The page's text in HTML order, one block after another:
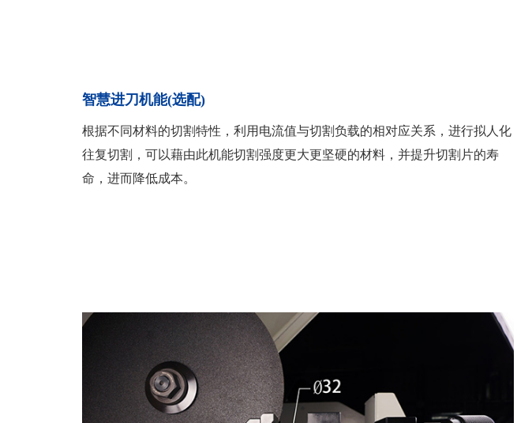
智慧进刀机能(选配)
根据不同材料的切割特性，利用电流值与切割负载的相对应关系，进行拟人化
往复切割，可以藉由此机能切割强度更大更坚硬的材料，并提升切割片的寿
命，进而降低成本。